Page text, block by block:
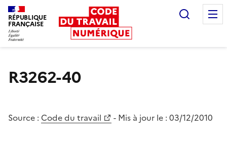
RÉPUBLIQUE
FRANÇAISE
R3262-40
Source : Code du travail - Mis à jour le : 03/12/2010